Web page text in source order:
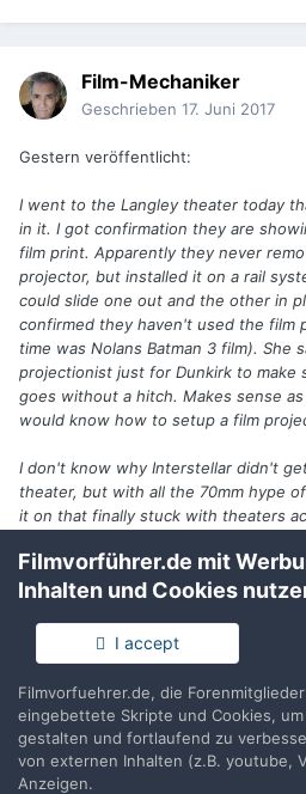
Film-Mechaniker
Geschrieben 17. Juni 2017
Gestern veröffentlicht:
I went to the Langley theater today
in it. I got confirmation they are
film print. Apparently they never
projector, but installed it on a rail
could slide one out and the other in
confirmed they haven't used the film
time was Nolans Batman 3 film). She
projectionist just for Dunkirk to make
goes without a hitch. Makes sense
would know how to setup a film
I don't know why Interstellar didn't
theater, but with all the 70mm hype
it on that finally stuck with theaters
Star Wars. She said she didn't know,
happen. Its all up to the movie
Übersetzung: Ich bin heute ins
das alte IMAX-Kino drin ist. Ich erhielt
eine 70-mm-15-Loch-Kopie von
entfernten sie den alten IMAX-
Schienen ein, damit der eine
Filmvorführer.de mit
Inhalten und Cookies
I accept
Filmvorfuehrer.de, die
eingebettete Skripte und Cookies,
gestalten und fortlaufend zu
von externen Inhalten (z.B. youtube,
Anzeigen.